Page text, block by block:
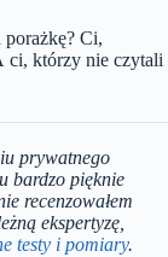
porażkę? Ci,
ci, którzy nie czytali
prywatnego
bardzo pięknie
recenzowałem
ekspertyzę,
testy i pomiary.